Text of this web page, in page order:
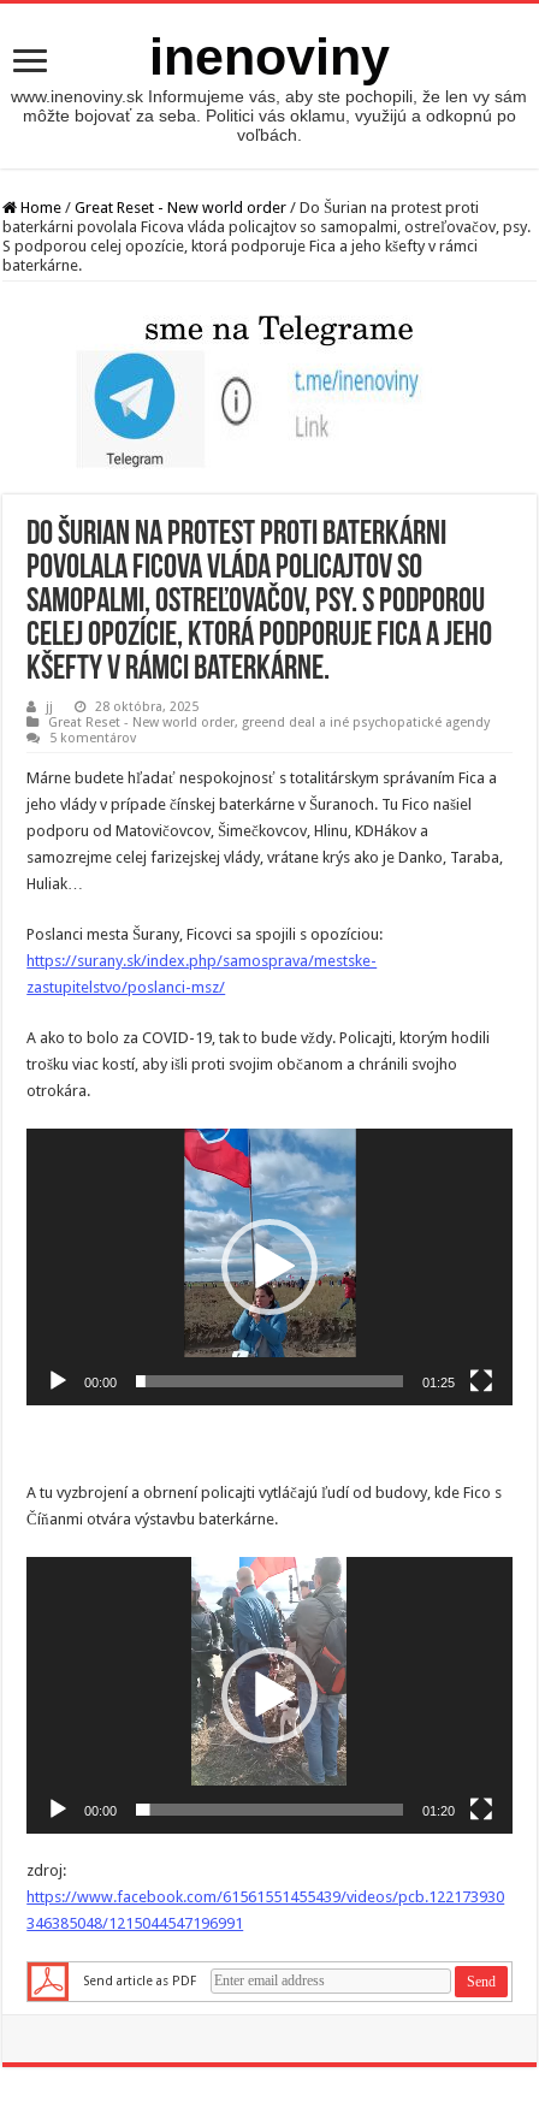
inenoviny
www.inenoviny.sk Informujeme vás, aby ste pochopili, že len vy sám
môžte bojovať za seba. Politici vás oklamu, využijú a odkopnú po
voľbách.
Home / Great Reset - New world order / Do Šurian na protest proti
baterkárni povolala Ficova vláda policajtov so samopalmi, ostreľovačov, psy.
S podporou celej opozície, ktorá podporuje Fica a jeho kšefty v rámci
baterkárne.
Do Šurian na protest proti baterkárni
povolala Ficova vláda policajtov so
samopalmi, ostreľovačov, psy. S podporou
celej opozície, ktorá podporuje Fica a jeho
kšefty v rámci baterkárne.
jj
28 októbra, 2025
Great Reset - New world order, greend deal a iné psychopatické agendy
5 komentárov
Márne budete hľadať nespokojnosť s totalitárskym správaním Fica a
jeho vlády v prípade čínskej baterkárne v Šuranoch. Tu Fico našiel
podporu od Matovičovcov, Šimečkovcov, Hlinu, KDHákov a
samozrejme celej farizejskej vlády, vrátane krýs ako je Danko, Taraba,
Huliak…
Poslanci mesta Šurany, Ficovci sa spojili s opozíciou:
https://surany.sk/index.php/samosprava/mestske-
zastupitelstvo/poslanci-msz/
A ako to bolo za COVID-19, tak to bude vždy. Policajti, ktorým hodili
trošku viac kostí, aby išli proti svojim občanom a chránili svojho
otrokára.
00:00 01:25
A tu vyzbrojení a obrnení policajti vytláčajú ľudí od budovy, kde Fico s
Číňanmi otvára výstavbu baterkárne.
00:00 01:20
zdroj:
https://www.facebook.com/61561551455439/videos/pcb.122173930
346385048/1215044547196991
Send article as PDF